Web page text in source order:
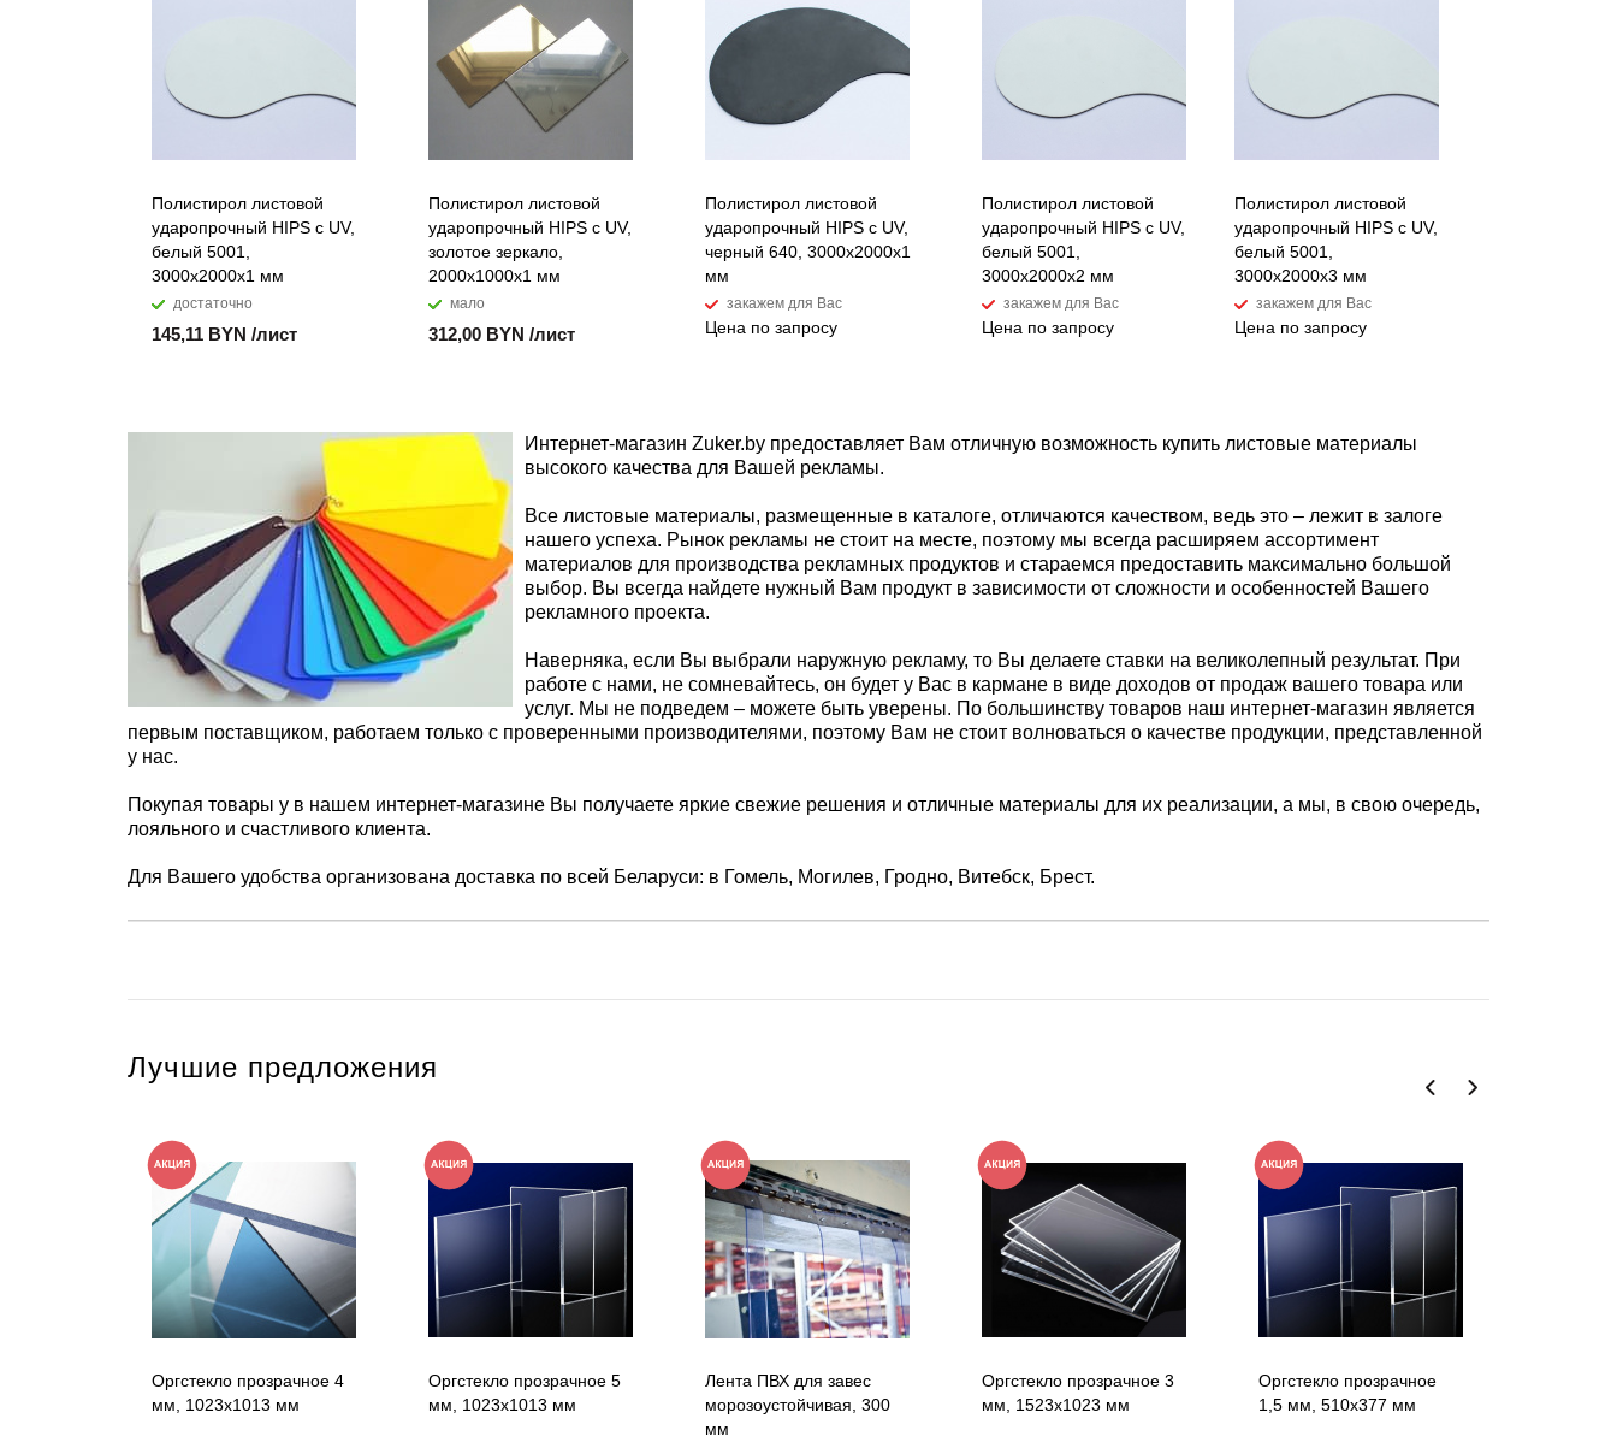
Полистирол листовой
ударопрочный HIPS с UV,
белый 5001,
3000х2000х1 мм
достаточно
145,11 BYN /лист
Полистирол листовой
ударопрочный HIPS с UV,
золотое зеркало,
2000х1000х1 мм
мало
312,00 BYN /лист
Полистирол листовой
ударопрочный HIPS с UV,
черный 640, 3000х2000х1
мм
закажем для Вас
Цена по запросу
Полистирол листовой
ударопрочный HIPS с UV,
белый 5001,
3000х2000х2 мм
закажем для Вас
Цена по запросу
Полистирол листовой
ударопрочный HIPS с UV,
белый 5001,
3000х2000х3 мм
закажем для Вас
Цена по запросу
Интернет-магазин Zuker.by предоставляет Вам отличную возможность купить листовые материалы
высокого качества для Вашей рекламы.
Все листовые материалы, размещенные в каталоге, отличаются качеством, ведь это – лежит в залоге
нашего успеха. Рынок рекламы не стоит на месте, поэтому мы всегда расширяем ассортимент
материалов для производства рекламных продуктов и стараемся предоставить максимально большой
выбор. Вы всегда найдете нужный Вам продукт в зависимости от сложности и особенностей Вашего
рекламного проекта.
Наверняка, если Вы выбрали наружную рекламу, то Вы делаете ставки на великолепный результат. При
работе с нами, не сомневайтесь, он будет у Вас в кармане в виде доходов от продаж вашего товара или
услуг. Мы не подведем – можете быть уверены. По большинству товаров наш интернет-магазин является
первым поставщиком, работаем только с проверенными производителями, поэтому Вам не стоит волноваться о качестве продукции, представленной
у нас.
Покупая товары у в нашем интернет-магазине Вы получаете яркие свежие решения и отличные материалы для их реализации, а мы, в свою очередь,
лояльного и счастливого клиента.
Для Вашего удобства организована доставка по всей Беларуси: в Гомель, Могилев, Гродно, Витебск, Брест.
Лучшие предложения
Оргстекло прозрачное 4
мм, 1023x1013 мм
Оргстекло прозрачное 5
мм, 1023x1013 мм
Лента ПВХ для завес
морозоустойчивая, 300
мм
Оргстекло прозрачное 3
мм, 1523х1023 мм
Оргстекло прозрачное
1,5 мм, 510x377 мм